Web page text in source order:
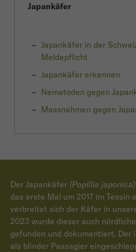
Japankäfer
Japankäfer in der
Meldepflicht
Japankäfer erkennen
Nematoden gegen
Massnahmen gegen
Der Japankäfer (Popillia japonica)
das erste Mal um 2017 im
verbreitet sich der Käfer in
2023 wurde dieser auch
gefunden und dokumentiert. Der
als blinder Passagier